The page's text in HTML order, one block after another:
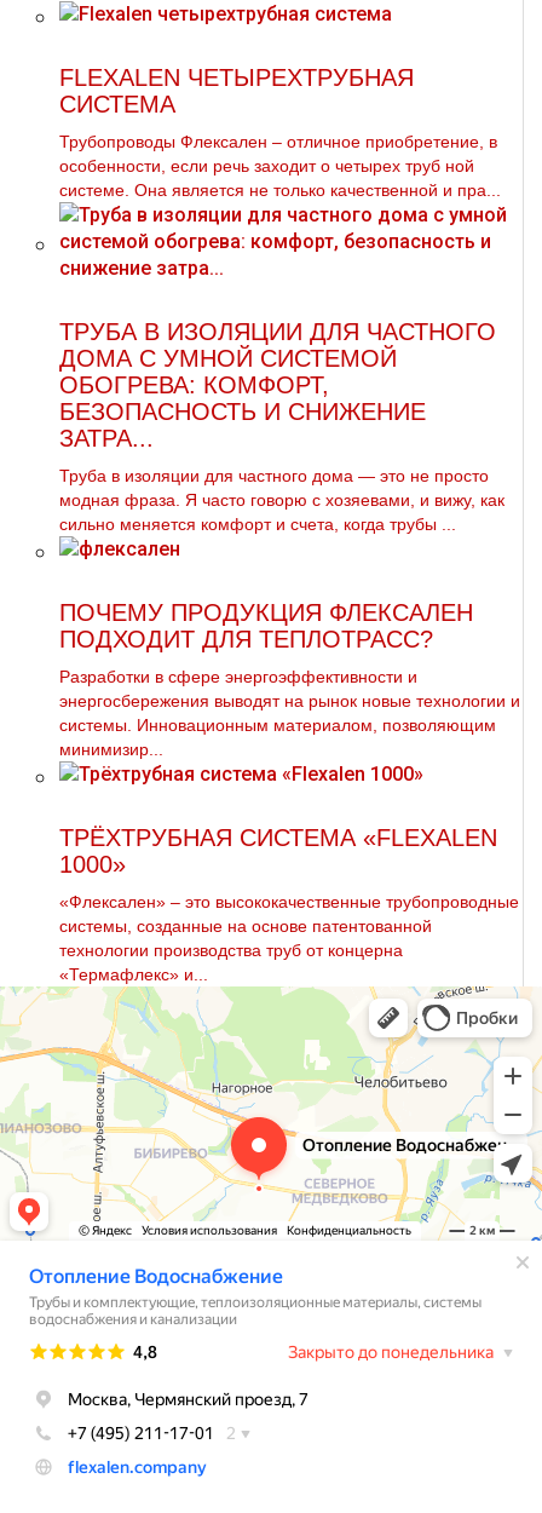
FLEXALEN ЧЕТЫРЕХТРУБНАЯ
СИСТЕМА
Трубопроводы Флексален – отличное приобретение, в
особенности, если речь заходит о четырех тpуб ной
системе. Она является не только качественной и пра...
ТРУБА В ИЗОЛЯЦИИ ДЛЯ ЧАСТНОГО
ДОМА С УМНОЙ СИСТЕМОЙ
ОБОГРЕВА: КОМФОРТ,
БЕЗОПАСНОСТЬ И СНИЖЕНИЕ
ЗАТРА...
Труба в изоляции для частного дома — это не просто
модная фраза. Я часто говорю с хозяевами, и вижу, как
сильно меняется комфорт и счета, когда трубы ...
ПОЧЕМУ ПРОДУКЦИЯ ФЛЕКСАЛЕН
ПОДХОДИТ ДЛЯ ТЕПЛОТРАСС?
Разработки в сфере энергоэффективности и
энергосбережения выводят на рынок новые технологии и
системы. Инновационным материалом, позволяющим
минимизир...
ТРЁХТРУБНАЯ СИСТЕМА «FLEXALEN
1000»
«Флексален» – это высококачественные трубопроводные
системы, созданные на основе патентованной
технологии производства труб от концерна
«Термафлекс» и...